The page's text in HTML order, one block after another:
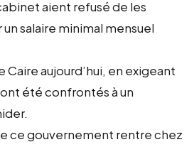
aient refusé de les
salaire minimal mensuel
aujourd’hui, en exigeant
été confrontés à un
ce gouvernement rentre chez